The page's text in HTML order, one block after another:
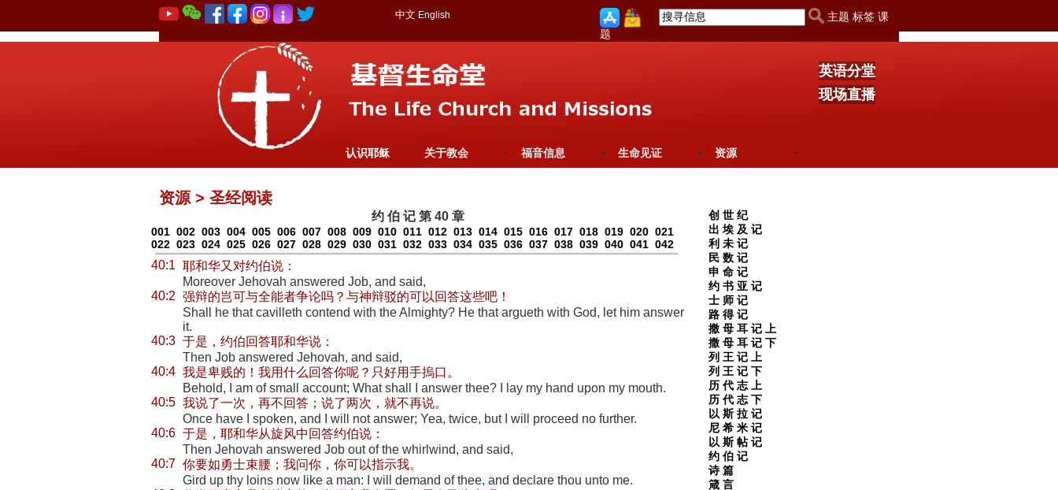
中文 English
主题 标签 课
题
英语分堂
现场直播
认识耶稣 关于教会 福音信息 生命见证 资源
资源 > 圣经阅读
创 世 纪
出 埃 及 记
利 未 记
民 数 记
申 命 记
约 书 亚 记
士 师 记
路 得 记
撒 母 耳 记 上
撒 母 耳 记 下
列 王 记 上
列 王 记 下
历 代 志 上
历 代 志 下
以 斯 拉 记
尼 希 米 记
以 斯 帖 记
约 伯 记
诗 篇
箴 言
约 伯 记 第 40 章
001 002 003 004 005 006 007 008 009 010 011 012 013 014 015 016 017 018 019 020 021
022 023 024 025 026 027 028 029 030 031 032 033 034 035 036 037 038 039 040 041 042
40:1 耶和华又对约伯说：
Moreover Jehovah answered Job, and said,
40:2 强辩的岂可与全能者争论吗？与神辩驳的可以回答这些吧！
Shall he that cavilleth contend with the Almighty? He that argueth with God, let him answer
it.
40:3 于是，约伯回答耶和华说：
Then Job answered Jehovah, and said,
40:4 我是卑贱的！我用什么回答你呢？只好用手摀口。
Behold, I am of small account; What shall I answer thee? I lay my hand upon my mouth.
40:5 我说了一次，再不回答；说了两次，就不再说。
Once have I spoken, and I will not answer; Yea, twice, but I will proceed no further.
40:6 于是，耶和华从旋风中回答约伯说：
Then Jehovah answered Job out of the whirlwind, and said,
40:7 你要如勇士束腰；我问你，你可以指示我。
Gird up thy loins now like a man: I will demand of thee, and declare thou unto me.